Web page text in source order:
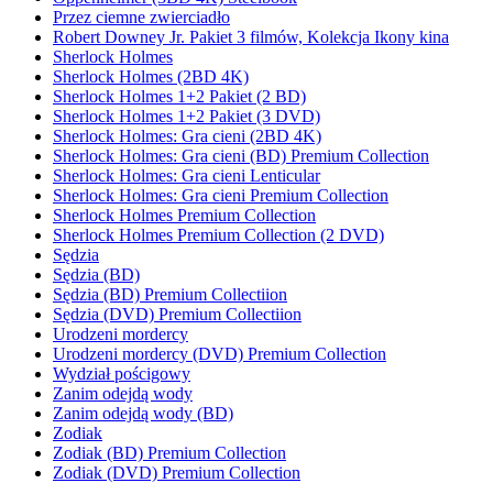
Przez ciemne zwierciadło
Robert Downey Jr. Pakiet 3 filmów, Kolekcja Ikony kina
Sherlock Holmes
Sherlock Holmes (2BD 4K)
Sherlock Holmes 1+2 Pakiet (2 BD)
Sherlock Holmes 1+2 Pakiet (3 DVD)
Sherlock Holmes: Gra cieni (2BD 4K)
Sherlock Holmes: Gra cieni (BD) Premium Collection
Sherlock Holmes: Gra cieni Lenticular
Sherlock Holmes: Gra cieni Premium Collection
Sherlock Holmes Premium Collection
Sherlock Holmes Premium Collection (2 DVD)
Sędzia
Sędzia (BD)
Sędzia (BD) Premium Collectiion
Sędzia (DVD) Premium Collectiion
Urodzeni mordercy
Urodzeni mordercy (DVD) Premium Collection
Wydział pościgowy
Zanim odejdą wody
Zanim odejdą wody (BD)
Zodiak
Zodiak (BD) Premium Collection
Zodiak (DVD) Premium Collection